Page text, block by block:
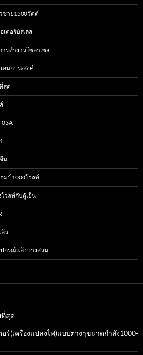
ซาย1500วัตต์
ตอร์บัสเลส
รทำงานโซล่าเซล
นกประสงค์
สุด
03A
น
มป์1000โวลท์
วลท์กับตู้เย็น
ว
กรณ์แล้วบางส่วน
ที่สุด
อร์(เครื่องแปลงไฟ)แบบต่างๆขนาดกำลัง1000-